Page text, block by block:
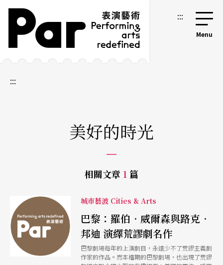
跳到主要內容區塊
網站導覽 :::
:::
美好的時光
相關文章 1 篇
城市藝波 Cities & Arts
巴黎：羅伯．威爾森與路克．
邦迪 演繹荒謬劇名作
巴黎劇場每年的上演劇目，永遠少不了荒謬主義劇
作家的作品。而本檔期的巴黎劇場，也出現了荒謬